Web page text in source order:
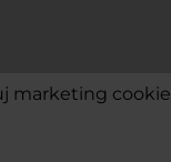
marketing cookie